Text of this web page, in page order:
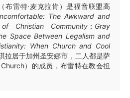
（布雷特·麦克拉肯）是福音联盟高
The Awkward and
Christian Community ； Gray
Space Between Legalism and
When Church and Cool
拉居于加州圣安娜市，二人都是萨
）的成员，布雷特在教会担